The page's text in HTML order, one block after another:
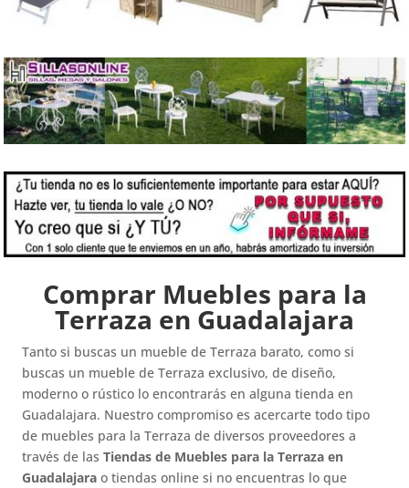
Comprar Muebles para la
Terraza en Guadalajara
Tanto si buscas un mueble de Terraza barato, como si
buscas un mueble de Terraza exclusivo, de diseño,
moderno o rústico lo encontrarás en alguna tienda en
Guadalajara. Nuestro compromiso es acercarte todo tipo
de muebles para la Terraza de diversos proveedores a
través de lasTiendas de Muebles para la Terraza en
Guadalajara o tiendas online si no encuentras lo que